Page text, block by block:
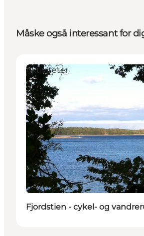
Måske også interessant for
Aktiviteter
Fjordstien - cykel- og